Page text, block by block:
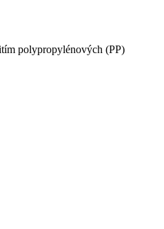
polypropylénových (PP)